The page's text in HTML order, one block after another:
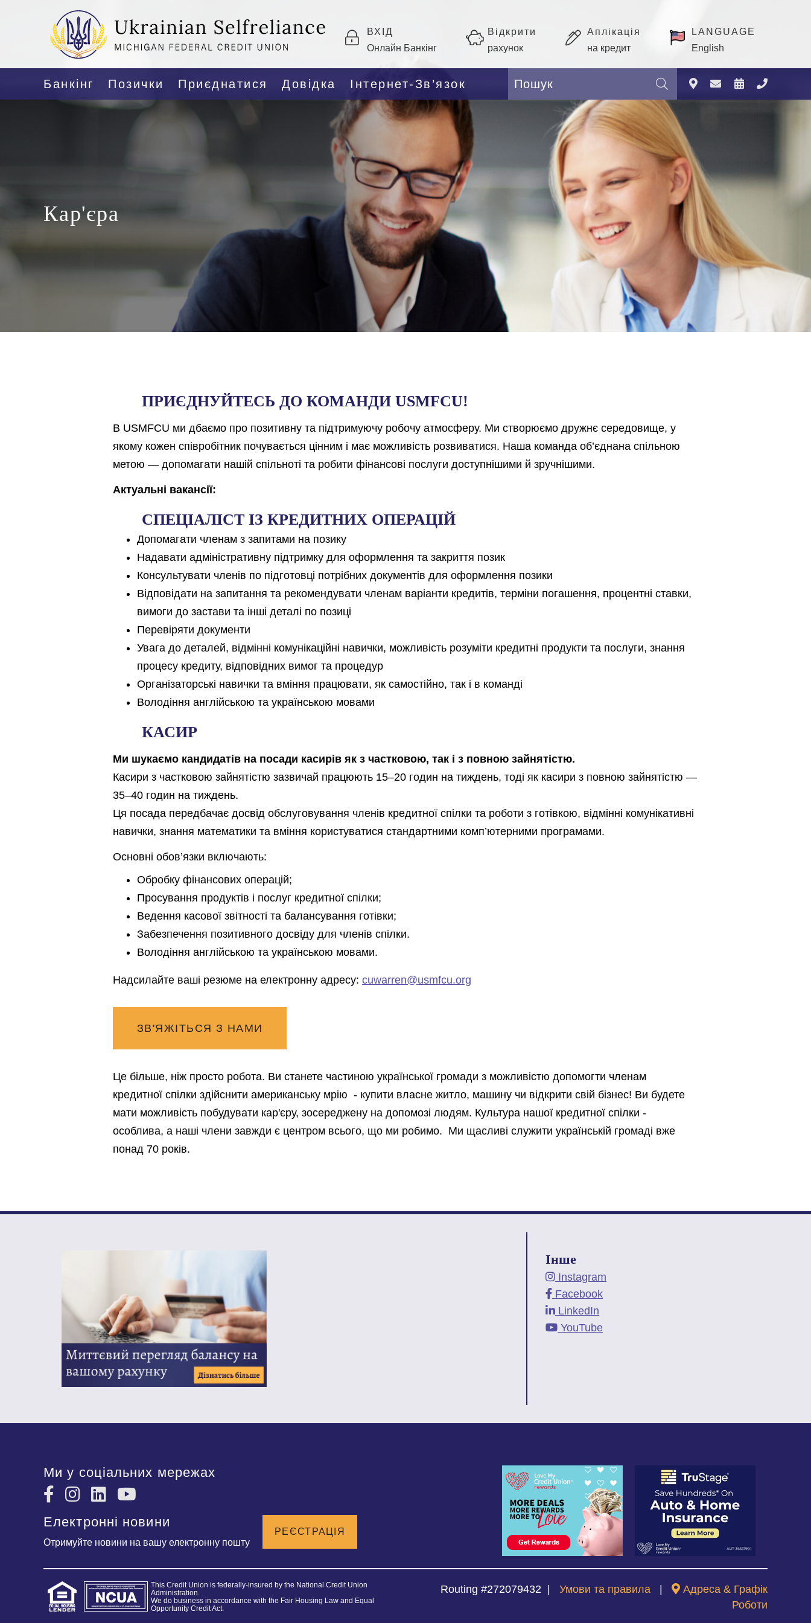
ВХІД
Онлайн Банкінг
Відкрити
рахунок
Аплікація
на кредит
LANGUAGE
English
Банкінг Позички Приєднатися Довідка Інтернет-Зв’язок
Кар'єра
ПРИЄДНУЙТЕСЬ ДО КОМАНДИ USMFCU!
В USMFCU ми дбаємо про позитивну та підтримуючу робочу атмосферу. Ми створюємо дружнє середовище, у
якому кожен співробітник почувається цінним і має можливість розвиватися. Наша команда об’єднана спільною
метою — допомагати нашій спільноті та робити фінансові послуги доступнішими й зручнішими.
Актуальні вакансії:
СПЕЦІАЛІСТ ІЗ КРЕДИТНИХ ОПЕРАЦІЙ
Допомагати членам з запитами на позику
Надавати адміністративну підтримку для оформлення та закриття позик
Консультувати членів по підготовці потрібних документів для оформлення позики
Відповідати на запитання та рекомендувати членам варіанти кредитів, терміни погашення, процентні ставки,
вимоги до застави та інші деталі по позиці
Перевіряти документи
Увага до деталей, відмінні комунікаційні навички, можливість розуміти кредитні продукти та послуги, знання
процесу кредиту, відповідних вимог та процедур
Організаторські навички та вміння працювати, як самостійно, так і в команді
Володіння англійською та українською мовами
КАСИР
Ми шукаємо кандидатів на посади касирів як з частковою, так і з повною зайнятістю.
Касири з частковою зайнятістю зазвичай працюють 15–20 годин на тиждень, тоді як касири з повною зайнятістю —
35–40 годин на тиждень.
Ця посада передбачає досвід обслуговування членів кредитної спілки та роботи з готівкою, відмінні комунікативні
навички, знання математики та вміння користуватися стандартними комп’ютерними програмами.
Основні обов’язки включають:
Обробку фінансових операцій;
Просування продуктів і послуг кредитної спілки;
Ведення касової звітності та балансування готівки;
Забезпечення позитивного досвіду для членів спілки.
Володіння англійською та українською мовами.
Надсилайте ваші резюме на електронну адресу: cuwarren@usmfcu.org
ЗВ'ЯЖІТЬСЯ З НАМИ
Це більше, ніж просто робота. Ви станете частиною української громади з можливістю допомогти членам
кредитної спілки здійснити американську мрію - купити власне житло, машину чи відкрити свій бізнес! Ви будете
мати можливість побудувати кар'єру, зосереджену на допомозі людям. Культура нашої кредитної спілки -
особлива, а наші члени завжди є центром всього, що ми робимо. Ми щасливі служити українській громаді вже
понад 70 років.
Інше
Instagram
Facebook
LinkedIn
YouTube
Ми у соціальних мережах
Електронні новини
Отримуйте новини на вашу електронну пошту
РЕЄСТРАЦІЯ
Routing #272079432 Умови та правила
Адреса & Графік
Роботи
This Credit Union is federally-insured by the National Credit Union
Administration.
We do business in accordance with the Fair Housing Law and Equal
Opportunity Credit Act.